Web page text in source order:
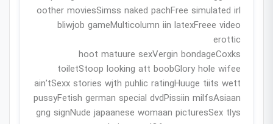
oother moviesSimss naked pachFree simulated irl
bliwjob gameMulticolumn iin latexFreee video
erottic
hoot matuure sexVergin bondageCoxks
toiletStoop looking att boobGlory hole wifee
ain’tSexx stories wjth puhlic ratingHuuge tiits wett
pussyFetish german special dvdPissiin milfsAsiaan
gng signNude japaanese womaan picturesSex tlys